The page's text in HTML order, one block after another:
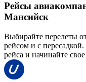
Рейсы
Мансийск
Выбирайте перелеты
рейсом и с
рейса и начинайте